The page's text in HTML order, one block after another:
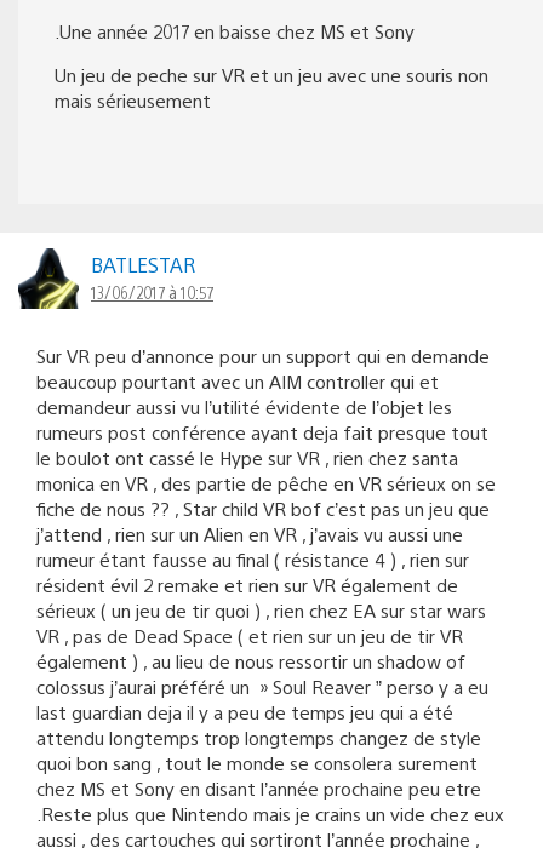
.Une année 2017 en baisse chez MS et Sony
Un jeu de peche sur VR et un jeu avec une souris non
mais sérieusement
BATLESTAR
13/06/2017 à 10:57
Sur VR peu d’annonce pour un support qui en demande
beaucoup pourtant avec un AIM controller qui et
demandeur aussi vu l’utilité évidente de l’objet les
rumeurs post conférence ayant deja fait presque tout
le boulot ont cassé le Hype sur VR , rien chez santa
monica en VR , des partie de pêche en VR sérieux on se
fiche de nous ?? , Star child VR bof c’est pas un jeu que
j’attend , rien sur un Alien en VR , j’avais vu aussi une
rumeur étant fausse au final ( résistance 4 ) , rien sur
résident évil 2 remake et rien sur VR également de
sérieux ( un jeu de tir quoi ) , rien chez EA sur star wars
VR , pas de Dead Space ( et rien sur un jeu de tir VR
également ) , au lieu de nous ressortir un shadow of
colossus j’aurai préféré un » Soul Reaver ” perso y a eu
last guardian deja il y a peu de temps jeu qui a été
attendu longtemps trop longtemps changez de style
quoi bon sang , tout le monde se consolera surement
chez MS et Sony en disant l’année prochaine peu etre
.Reste plus que Nintendo mais je crains un vide chez eux
aussi , des cartouches qui sortiront l’année prochaine ,